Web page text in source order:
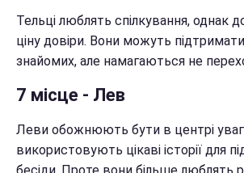
Тельці люблять спілкування, однак
ціну довіри. Вони можуть
знайомих, але намагаються не
7 місце - Лев
Леви обожнюють бути в центрі
використовують цікаві історії для